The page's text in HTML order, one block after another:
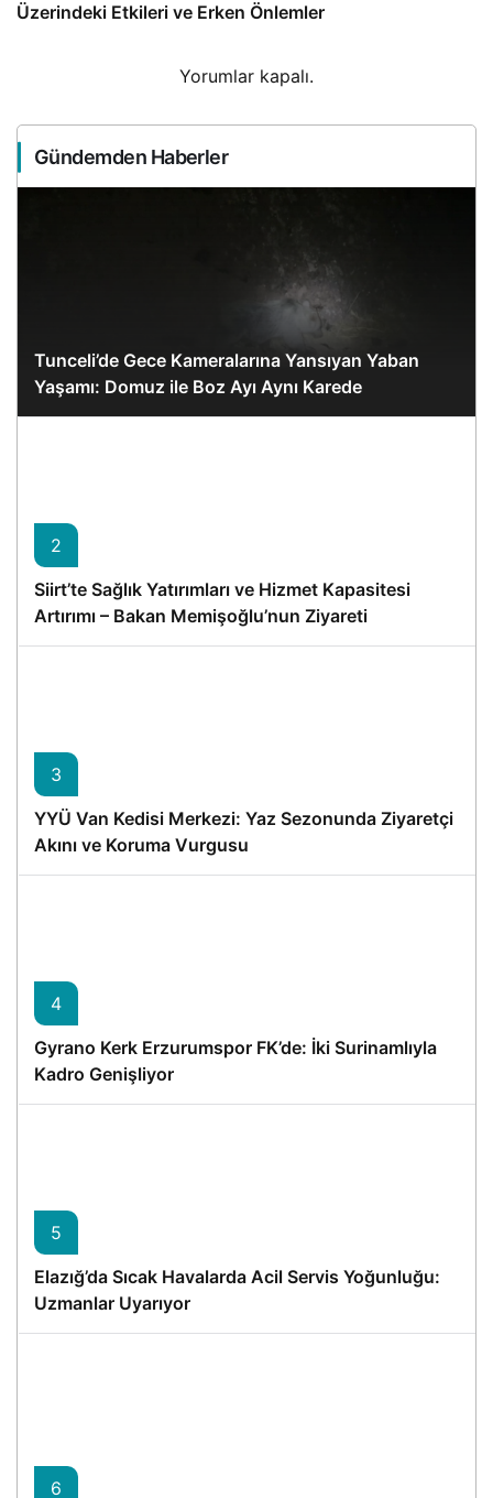
Üzerindeki Etkileri ve Erken Önlemler
Yorumlar kapalı.
Gündemden Haberler
Tunceli’de Gece Kameralarına Yansıyan Yaban
Yaşamı: Domuz ile Boz Ayı Aynı Karede
2
Siirt’te Sağlık Yatırımları ve Hizmet Kapasitesi
Artırımı – Bakan Memişoğlu’nun Ziyareti
3
YYÜ Van Kedisi Merkezi: Yaz Sezonunda Ziyaretçi
Akını ve Koruma Vurgusu
4
Gyrano Kerk Erzurumspor FK’de: İki Surinamlıyla
Kadro Genişliyor
5
Elazığ’da Sıcak Havalarda Acil Servis Yoğunluğu:
Uzmanlar Uyarıyor
6